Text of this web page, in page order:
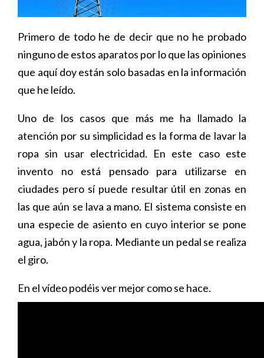
Primero de todo he de decir que no he probado
ninguno de estos aparatos por lo que las opiniones
que aquí doy están solo basadas en la información
que he leído.
Uno de los casos que más me ha llamado la
atención por su simplicidad es la forma de lavar la
ropa sin usar electricidad. En este caso este
invento no está pensado para utilizarse en
ciudades pero sí puede resultar útil en zonas en
las que aún se lava a mano. El sistema consiste en
una especie de asiento en cuyo interior se pone
agua, jabón y la ropa. Mediante un pedal se realiza
el giro.
En el vídeo podéis ver mejor como se hace.